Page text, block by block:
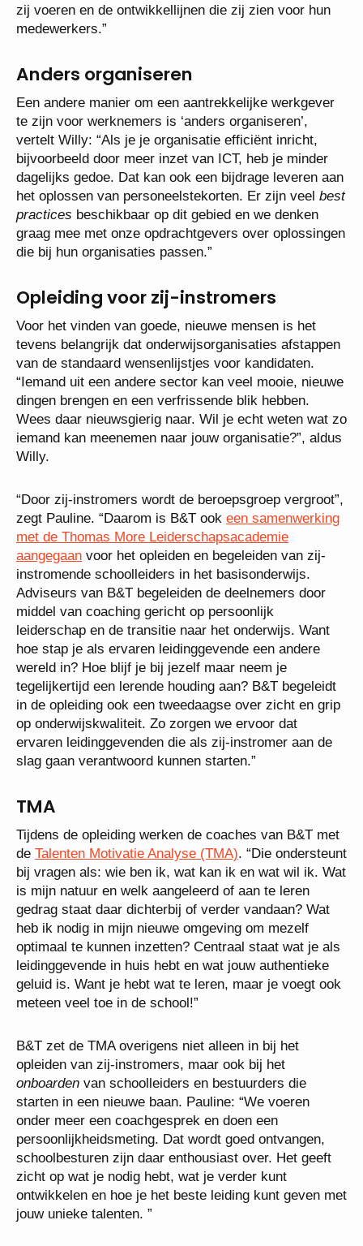
zij voeren en de ontwikkellijnen die zij zien voor hun
medewerkers.”
Anders organiseren
Een andere manier om een aantrekkelijke werkgever
te zijn voor werknemers is ‘anders organiseren’,
vertelt Willy: “Als je je organisatie efficiënt inricht,
bijvoorbeeld door meer inzet van ICT, heb je minder
dagelijks gedoe. Dat kan ook een bijdrage leveren aan
het oplossen van personeelstekorten. Er zijn veel best
practices beschikbaar op dit gebied en we denken
graag mee met onze opdrachtgevers over oplossingen
die bij hun organisaties passen.”
Opleiding voor zij-instromers
Voor het vinden van goede, nieuwe mensen is het
tevens belangrijk dat onderwijsorganisaties afstappen
van de standaard wensenlijstjes voor kandidaten.
“Iemand uit een andere sector kan veel mooie, nieuwe
dingen brengen en een verfrissende blik hebben.
Wees daar nieuwsgierig naar. Wil je echt weten wat zo
iemand kan meenemen naar jouw organisatie?”, aldus
Willy.
“Door zij-instromers wordt de beroepsgroep vergroot”,
zegt Pauline. “Daarom is B&T ook een samenwerking
met de Thomas More Leiderschapsacademie
aangegaan voor het opleiden en begeleiden van zij-
instromende schoolleiders in het basisonderwijs.
Adviseurs van B&T begeleiden de deelnemers door
middel van coaching gericht op persoonlijk
leiderschap en de transitie naar het onderwijs. Want
hoe stap je als ervaren leidinggevende een andere
wereld in? Hoe blijf je bij jezelf maar neem je
tegelijkertijd een lerende houding aan? B&T begeleidt
in de opleiding ook een tweedaagse over zicht en grip
op onderwijskwaliteit. Zo zorgen we ervoor dat
ervaren leidinggevenden die als zij-instromer aan de
slag gaan verantwoord kunnen starten.”
TMA
Tijdens de opleiding werken de coaches van B&T met
de Talenten Motivatie Analyse (TMA). “Die ondersteunt
bij vragen als: wie ben ik, wat kan ik en wat wil ik. Wat
is mijn natuur en welk aangeleerd of aan te leren
gedrag staat daar dichterbij of verder vandaan? Wat
heb ik nodig in mijn nieuwe omgeving om mezelf
optimaal te kunnen inzetten? Centraal staat wat je als
leidinggevende in huis hebt en wat jouw authentieke
geluid is. Want je hebt wat te leren, maar je voegt ook
meteen veel toe in de school!”
B&T zet de TMA overigens niet alleen in bij het
opleiden van zij-instromers, maar ook bij het
onboarden van schoolleiders en bestuurders die
starten in een nieuwe baan. Pauline: “We voeren
onder meer een coachgesprek en doen een
persoonlijkheidsmeting. Dat wordt goed ontvangen,
schoolbesturen zijn daar enthousiast over. Het geeft
zicht op wat je nodig hebt, wat je verder kunt
ontwikkelen en hoe je het beste leiding kunt geven met
jouw unieke talenten. ”